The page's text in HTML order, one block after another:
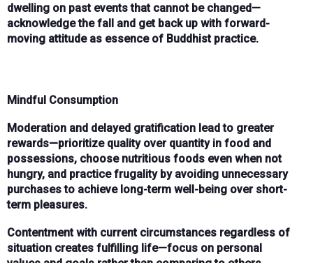
dwelling on past eventsthat cannot be changed—
acknowledge the fall and get back up with forward-
moving attitude as essence of Buddhist practice.
Mindful Consumption
Moderation and delayed gratification lead to greater
rewards—prioritize quality over quantityin food and
possessions, choose nutritious foods even when not
hungry, and practicefrugalityby avoiding unnecessary
purchases to achieve long-term well-being over short-
term pleasures.
Contentmentwith current circumstances regardless of
situation creates fulfilling life—focus on personal